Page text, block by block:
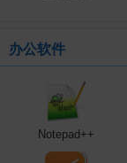
办公软件
Notepad++